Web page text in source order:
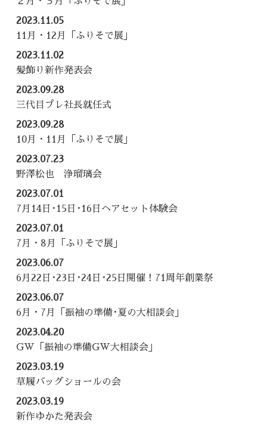
2023.11.05
11月・12月「ふりそで展」
2023.11.02
髪飾り新作発表会
2023.09.28
三代目プレ社長就任式
2023.09.28
10月・11月「ふりそで展」
2023.07.23
野澤松也 浄瑠璃会
2023.07.01
7月14日･15日･16日ヘアセット体験会
2023.07.01
7月・8月「ふりそで展」
2023.06.07
6月22日･23日･24日･25日開催！71周年創業祭
2023.06.07
6月・7月「振袖の準備･夏の大相談会」
2023.04.20
GW「振袖の準備GW大相談会」
2023.03.19
草履バッグショールの会
2023.03.19
新作ゆかた発表会